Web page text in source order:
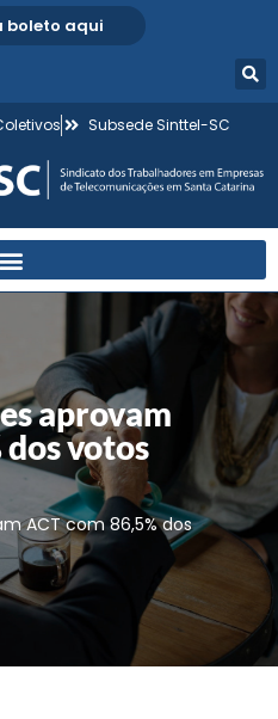
boleto aqui
Subsede Sinttel-SC
aprovam
dos votos
ACT com 86,5% dos